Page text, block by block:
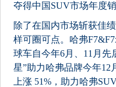
夺得中国SUV市场年度销
除了在国内市场斩获佳
样可圈可点。哈弗
球车自今年6月、11月先
星”助力哈弗品牌今年12
上涨 51%，助力哈弗